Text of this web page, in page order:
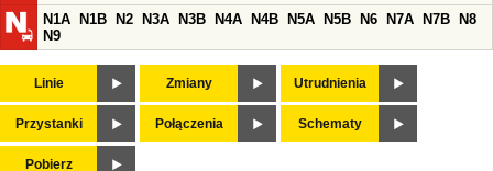
N1A
N1B N2 N3A N3B N4A N4B N5A N5B N6 N7A N7B
N8
N9
Linie Zmiany Utrudnienia
Przystanki Połączenia Schematy
Pobierz